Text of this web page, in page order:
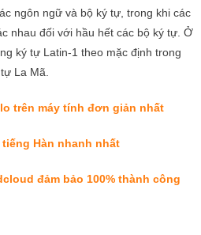
ngôn ngữ và bộ ký tự, trong khi các
nhau đối với hầu hết các bộ ký tự. Ở
ký tự Latin-1 theo mặc định trong
La Mã.
trên máy tính đơn giản nhất
Hàn nhanh nhất
đảm bảo 100% thành công